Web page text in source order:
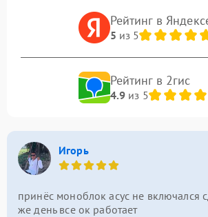
Рейтинг в
5 из 5
Рейтинг в 2гис
4.9из 5
Игорь
принёс моноблок асус не включался
же день все ок работает